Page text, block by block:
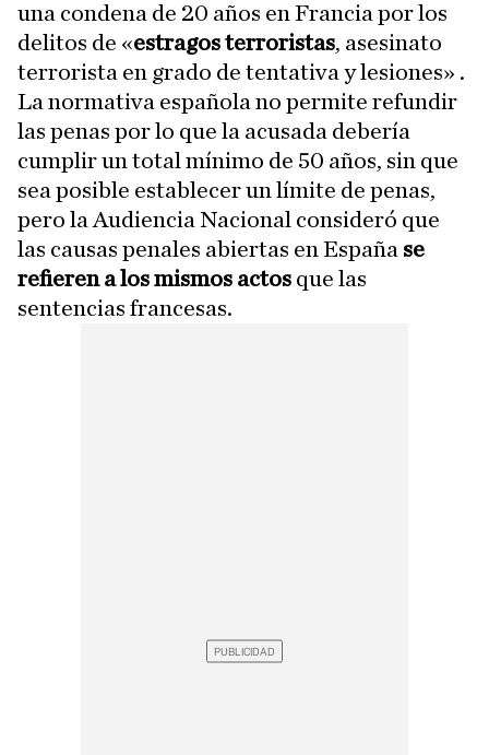
una condena de 20 años en Francia por los
delitos de «estragos terroristas, asesinato
terrorista en grado de tentativa y lesiones» .
La normativa española no permite refundir
las penas por lo que la acusada debería
cumplir un total mínimo de 50 años, sin que
sea posible establecer un límite de penas,
pero la Audiencia Nacional consideró que
las causas penales abiertas en España se
refieren a los mismos actos que las
sentencias francesas.